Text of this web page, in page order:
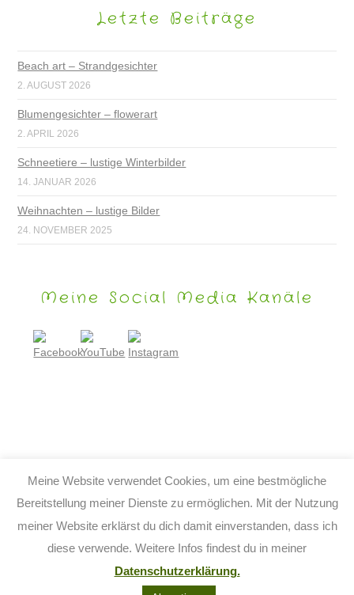
Letzte Beiträge
Beach art – Strandgesichter
2. AUGUST 2026
Blumengesichter – flowerart
2. APRIL 2026
Schneetiere – lustige Winterbilder
14. JANUAR 2026
Weihnachten – lustige Bilder
24. NOVEMBER 2025
Meine Social Media Kanäle
Meine Website verwendet Cookies, um eine bestmögliche
Bereitstellung meiner Dienste zu ermöglichen. Mit der Nutzung
meiner Website erklärst du dich damit einverstanden, dass ich
diese verwende. Weitere Infos findest du in meiner
Datenschutzerklärung.